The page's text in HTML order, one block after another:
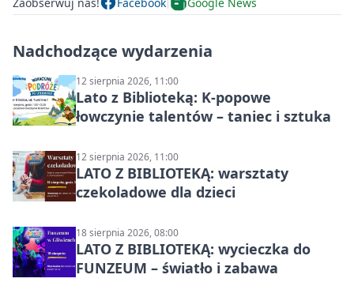
Nadchodzące wydarzenia
12 sierpnia 2026, 11:00
Lato z Biblioteką: K-popowe
łowczynie talentów – taniec i sztuka
12 sierpnia 2026, 11:00
LATO Z BIBLIOTEKĄ: warsztaty
czekoladowe dla dzieci
18 sierpnia 2026, 08:00
LATO Z BIBLIOTEKĄ: wycieczka do
FUNZEUM – światło i zabawa